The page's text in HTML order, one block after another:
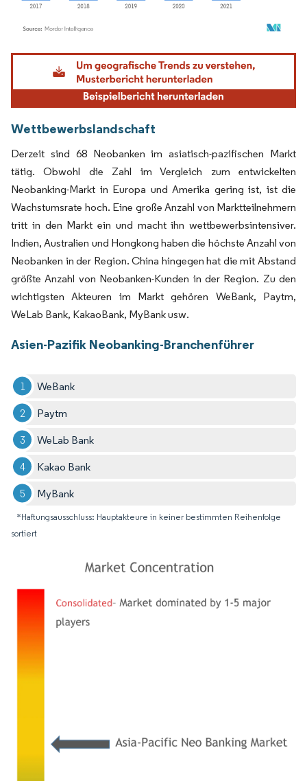
Bild © Mordor Intelligence. Wiederverwendung erfordert Namensnennung gemäß
Wettbewerbslandschaft
Derzeit sind 68 Neobanken im asiatisch-pazifischen Markt
tätig. Obwohl die Zahl im Vergleich zum entwickelten
Neobanking-Markt in Europa und Amerika gering ist, ist die
Wachstumsrate hoch. Eine große Anzahl von Marktteilnehmern
tritt in den Markt ein und macht ihn wettbewerbsintensiver.
Indien, Australien und Hongkong haben die höchste Anzahl von
Neobanken in der Region. China hingegen hat die mit Abstand
größte Anzahl von Neobanken-Kunden in der Region. Zu den
wichtigsten Akteuren im Markt gehören WeBank, Paytm,
WeLab Bank, KakaoBank, MyBank usw.
Asien-Pazifik Neobanking-Branchenführer
WeBank
Paytm
WeLab Bank
Kakao Bank
MyBank
*Haftungsausschluss: Hauptakteure in keiner bestimmten Reihenfolge
sortiert